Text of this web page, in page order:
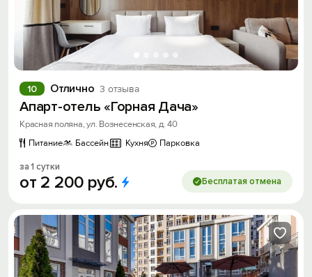
Отлично 3 отзыва
10
Апарт-отель «Горная Дача»
Красная поляна, ул. Вознесенская, д. 40
Питание
Бассейн Кухня Парковка
за 1 сутки
от 2 200 руб. Бесплатая отмена